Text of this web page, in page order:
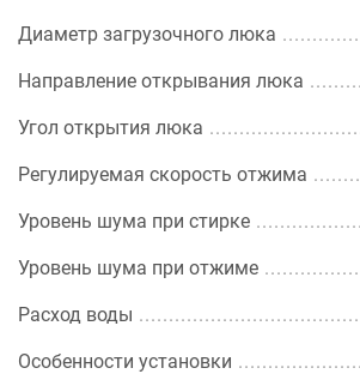
Диаметр загрузочного люка
Направление открывания люка
Угол открытия люка
Регулируемая скорость отжима
Уровень шума при стирке
Уровень шума при отжиме
Расход воды
Особенности установки